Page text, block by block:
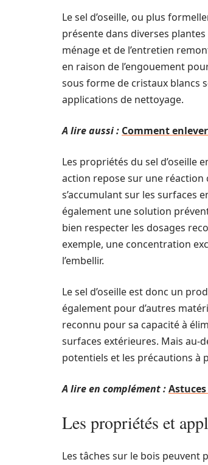
Le sel d’oseille, ou plus
présente dans diverses
ménage et de l’entretien
en raison de l’engouement
sous forme de cristaux blancs
applications de nettoyage.
A lire aussi : Comment
Les propriétés du sel d’oseille
action repose sur une réaction
s’accumulant sur les surfaces
également une solution
bien respecter les dosages
exemple, une concentration
l’embellir.
Le sel d’oseille est donc un
également pour d’autres
reconnu pour sa capacité à
surfaces extérieures. Mais au-
potentiels et les précautions à
A lire en complément :
Les propriétés et
Les tâches sur le bois peuvent